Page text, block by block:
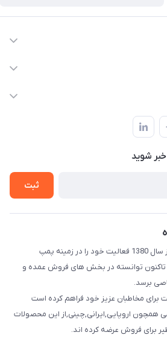
شوید
ثبت
مجموعه هیدرولیک باقرزاده از سال 1380 فعالیت خود را در زمینه پمپ
توانسته در بخش های فروش عمده و
برسد.
برای مخاطبان عزیز خود فراهم کرده است
همچون اروپایی,ایرانی,چینی,از این محصولات
برای فروش عرضه کرده اند.